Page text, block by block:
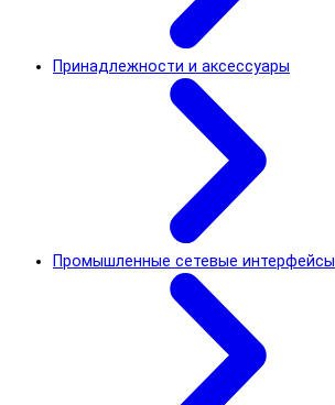
Принадлежности и аксессуары
Промышленные сетевые интерфейсы